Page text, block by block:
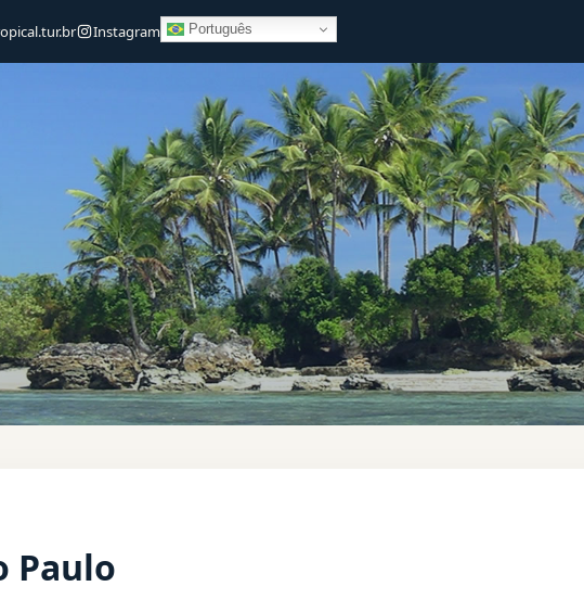
Instagram Português
Paulo